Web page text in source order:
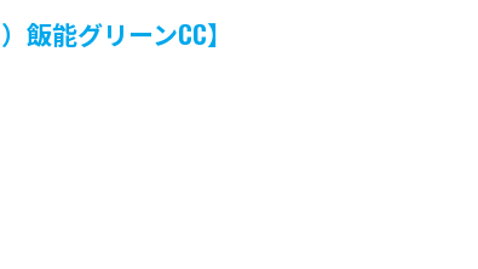
能グリーンCC】